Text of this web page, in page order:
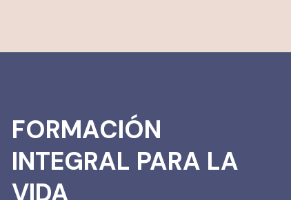
FORMACIÓN
INTEGRAL PARA LA
VIDA